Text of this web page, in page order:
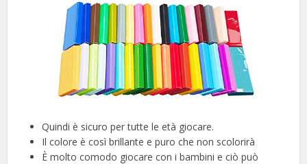
Quindi è sicuro per tutte le età giocare.
Il colore è così brillante e puro che non scolorirà
È molto comodo giocare con i bambini e ciò può